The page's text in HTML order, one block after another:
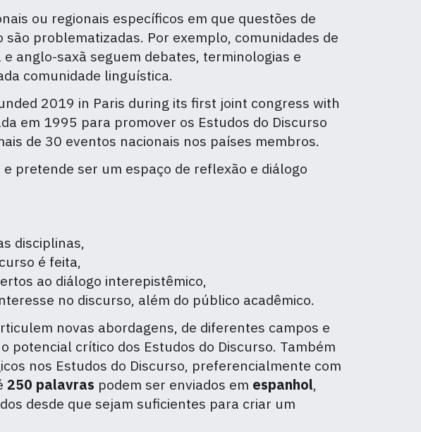
ou regionais específicos em que questões de
problematizadas. Por exemplo, comunidades de
anglo-saxã seguem debates, terminologias e
comunidade linguística.
2019 in Paris during its first joint congress with
em 1995 para promover os Estudos do Discurso
de 30 eventos nacionais nos países membros.
pretende ser um espaço de reflexão e diálogo
disciplinas,
é feita,
ao diálogo interepistêmico,
no discurso, além do público acadêmico.
novas abordagens, de diferentes campos e
potencial crítico dos Estudos do Discurso. Também
nos Estudos do Discurso, preferencialmente com
250 palavras podem ser enviados em espanhol,
desde que sejam suficientes para criar um